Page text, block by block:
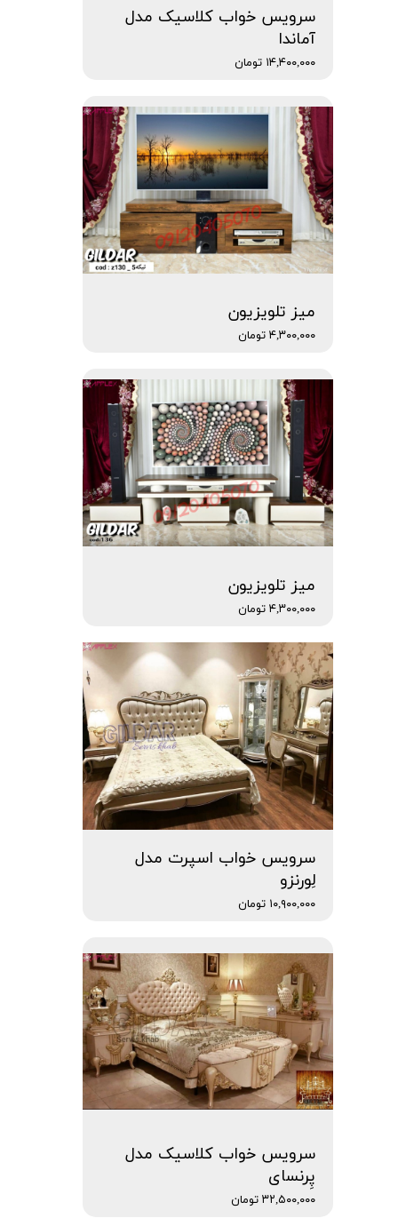
سرویس خواب کلاسیک مدل
آماندا
۱۴,۴۰۰,۰۰۰ تومان
میز تلویزیون
۴,۳۰۰,۰۰۰ تومان
میز تلویزیون
۴,۳۰۰,۰۰۰ تومان
سرویس خواب اسپرت مدل
لِورنزو
۱۰,۹۰۰,۰۰۰ تومان
سرویس خواب کلاسیک مدل
پِرنسای
۳۲,۵۰۰,۰۰۰ تومان